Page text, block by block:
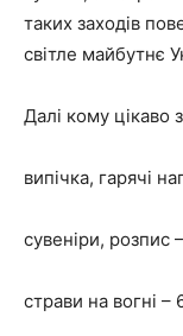
таких заходів
світле майбутнє
Далі кому цікаво
випічка, гарячі
сувеніри, розпис
страви на вогні –